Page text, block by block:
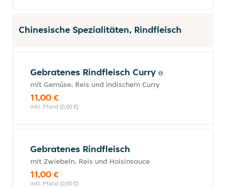
Chinesische Spezialitäten, Rindfleisch
Gebratenes Rindfleisch Curry
mit Gemüse, Reis und indischem Curry
11,00 €
inkl. Pfand (0,00 €)
Gebratenes Rindfleisch
mit Zwiebeln, Reis und Hoisinsauce
11,00 €
inkl. Pfand (0,00 €)